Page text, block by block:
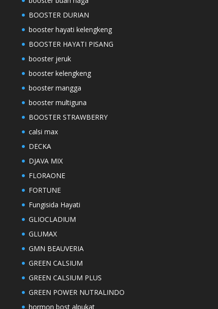
BOOSTER DURIAN
booster hayati kelengkeng
BOOSTER HAYATI PISANG
booster jeruk
booster kelengkeng
booster mangga
booster multiguna
BOOSTER STRAWBERRY
calsi max
DECKA
DJAVA MIX
FLORAONE
FORTUNE
Fungisida Hayati
GLIOCLADIUM
GLUMAX
GMN BEAUVERIA
GREEN CALSIUM
GREEN CALSIUM PLUS
GREEN POWER NUTRALINDO
hormon bost alpukat